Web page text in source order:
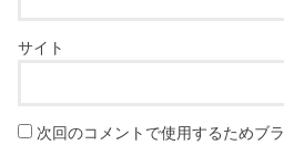
サイト
次回のコメントで使用するためブ